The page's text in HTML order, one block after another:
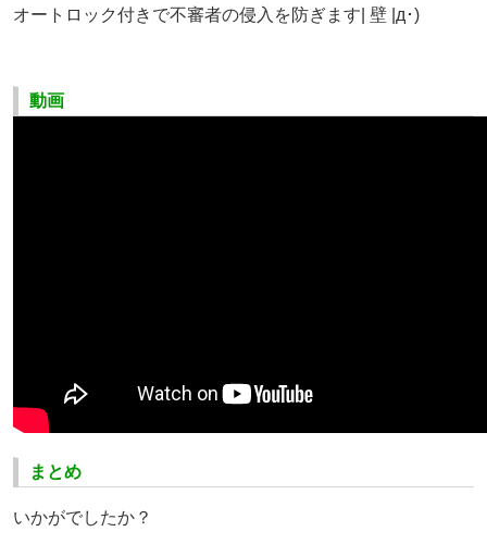
オートロック付きで不審者の侵入を防ぎます| 壁 |д･)
動画
まとめ
いかがでしたか？